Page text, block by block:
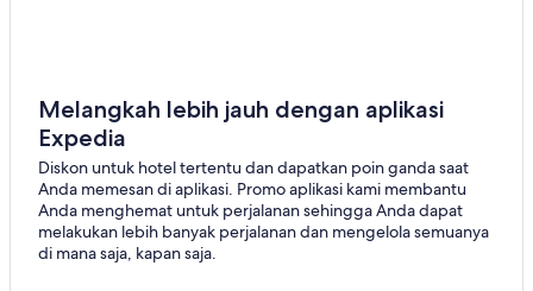
Melangkah lebih jauh dengan aplikasi
Expedia
Diskon untuk hotel tertentu dan dapatkan poin ganda saat
Anda memesan di aplikasi. Promo aplikasi kami membantu
Anda menghemat untuk perjalanan sehingga Anda dapat
melakukan lebih banyak perjalanan dan mengelola semuanya
di mana saja, kapan saja.